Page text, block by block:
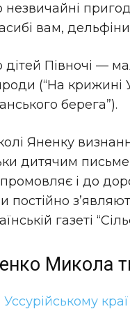
незвичайні
вам,
дітей Півночі —
(“На крижині
берега”).
Яненку
дитячим
промовляє і до
постійно
газеті
Микола
Уссурійському краї